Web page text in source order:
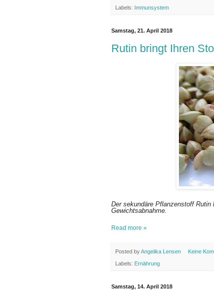
Labels: Immunsystem
Samstag, 21. April 2018
Rutin bringt Ihren
Der sekundäre Pflanzenstoff
Gewichtsabnahme.
Read more »
Posted byAngelika Lensen Keine
Labels: Ernährung
Samstag, 14. April 2018